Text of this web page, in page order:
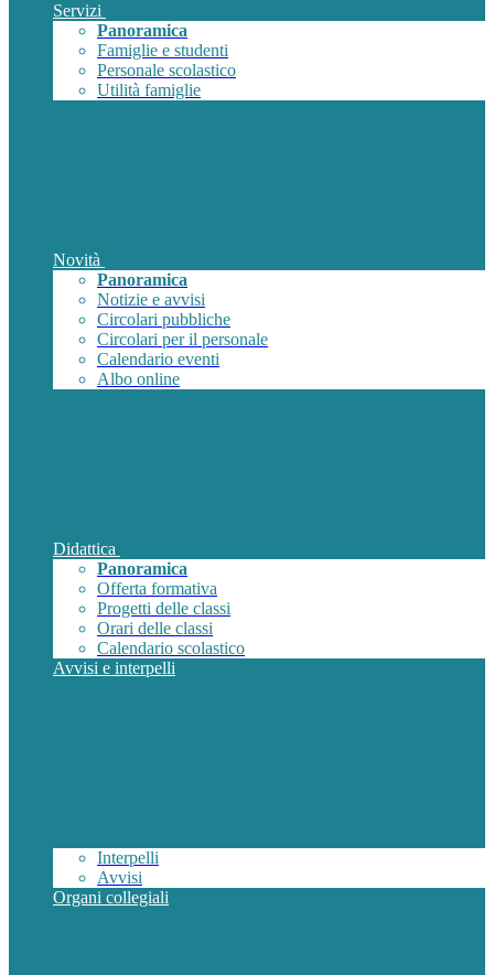
Servizi
Panoramica
Famiglie e studenti
Personale scolastico
Utilità famiglie
Novità
Panoramica
Notizie e avvisi
Circolari pubbliche
Circolari per il personale
Calendario eventi
Albo online
Didattica
Panoramica
Offerta formativa
Progetti delle classi
Orari delle classi
Calendario scolastico
Avvisi e interpelli
Interpelli
Avvisi
Organi collegiali